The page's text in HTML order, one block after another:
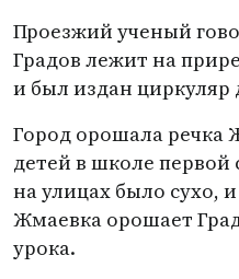
Проезжий ученый
Градов лежит на
и был издан циркуляр
Город орошала речка
детей в школе
на улицах было сухо,
Жмаевка орошает
урока.